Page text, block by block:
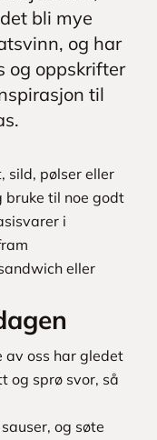
bli mye
og har
og oppskrifter
til
sild, pølser eller
bruke til noe godt
i
eller
av oss har gledet
og sprø svor, så
og søte